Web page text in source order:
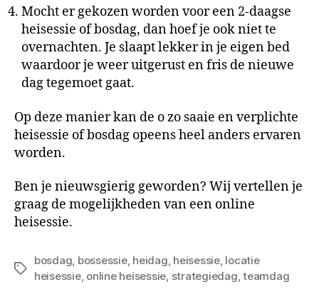
Mocht er gekozen worden voor een 2-daagse
heisessie of bosdag, dan hoef je ook niet te
overnachten. Je slaapt lekker in je eigen bed
waardoor je weer uitgerust en fris de nieuwe
dag tegemoet gaat.
Op deze manier kan de o zo saaie en verplichte
heisessie of bosdag opeens heel anders ervaren
worden.
Ben je nieuwsgierig geworden? Wij vertellen je
graag de mogelijkheden van een online
heisessie.
Tags
bosdag, bossessie, heidag, heisessie, locatie
heisessie, online heisessie, strategiedag,teamdag